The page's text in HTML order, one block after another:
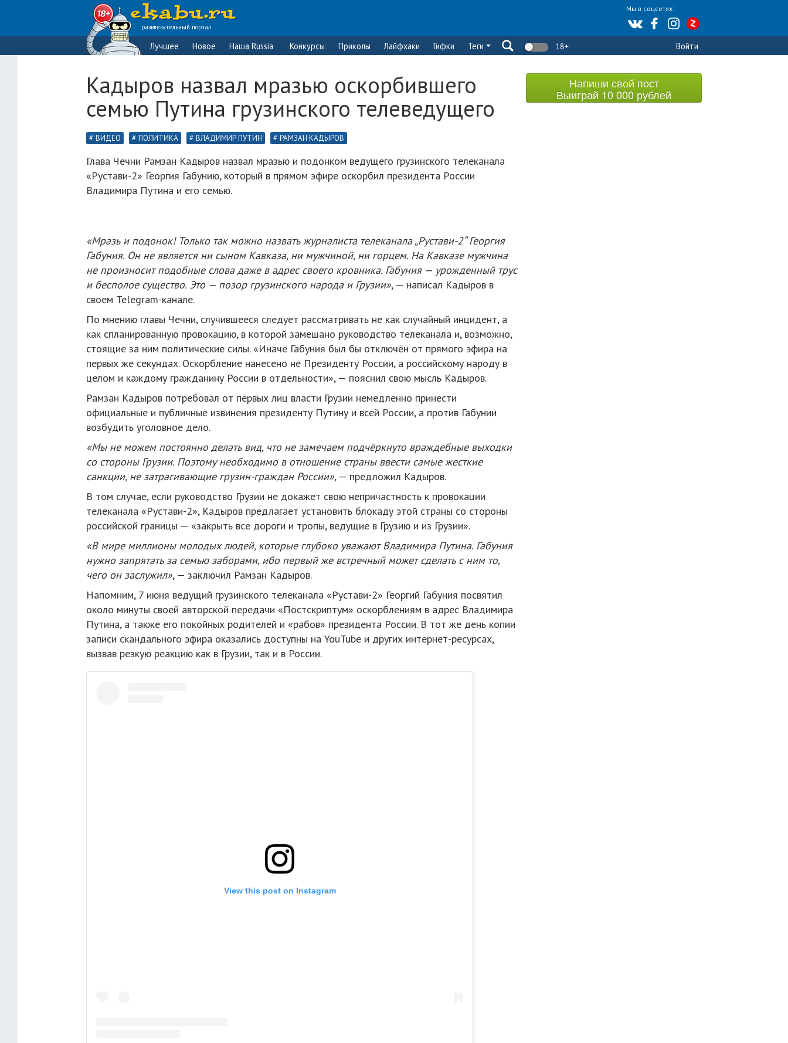
Мы в соцсетях:
развлекательный портал
Лучшее Новое Наша Russia Конкурсы Приколы Лайфхаки Гифки Теги 18+ Войти
Кадыров назвал мразью оскорбившего
семью Путина грузинского телеведущего
ВИДЕО ПОЛИТИКА ВЛАДИМИР ПУТИН РАМЗАН КАДЫРОВ
Глава Чечни Рамзан Кадыров назвал мразью и подонком ведущего грузинского телеканала
«Рустави-2» Георгия Габунию, который в прямом эфире оскорбил президента России
Владимира Путина и его семью.
«Мразь и подонок! Только так можно назвать журналиста телеканала „Рустави-2“ Георгия
Габуния. Он не является ни сыном Кавказа, ни мужчиной, ни горцем. На Кавказе мужчина
не произносит подобные слова даже в адрес своего кровника. Габуния — урожденный трус
и бесполое существо. Это — позор грузинского народа и Грузии», — написал Кадыров в
своем Telegram-канале.
По мнению главы Чечни, случившееся следует рассматривать не как случайный инцидент, а
как спланированную провокацию, в которой замешано руководство телеканала и, возможно,
стоящие за ним политические силы. «Иначе Габуния был бы отключён от прямого эфира на
первых же секундах. Оскорбление нанесено не Президенту России, а российскому народу в
целом и каждому гражданину России в отдельности», — пояснил свою мысль Кадыров.
Рамзан Кадыров потребовал от первых лиц власти Грузии немедленно принести
официальные и публичные извинения президенту Путину и всей России, а против Габунии
возбудить уголовное дело.
«Мы не можем постоянно делать вид, что не замечаем подчёркнуто враждебные выходки
со стороны Грузии. Поэтому необходимо в отношение страны ввести самые жесткие
санкции, не затрагивающие грузин-граждан России», — предложил Кадыров.
В том случае, если руководство Грузии не докажет свою непричастность к провокации
телеканала «Рустави-2», Кадыров предлагает установить блокаду этой страны со стороны
российской границы — «закрыть все дороги и тропы, ведущие в Грузию и из Грузии».
«В мире миллионы молодых людей, которые глубоко уважают Владимира Путина. Габуния
нужно запрятать за семью заборами, ибо первый же встречный может сделать с ним то,
чего он заслужил», — заключил Рамзан Кадыров.
Напомним, 7 июня ведущий грузинского телеканала «Рустави-2» Георгий Габуния посвятил
около минуты своей авторской передачи «Постскриптум» оскорблениям в адрес Владимира
Путина, а также его покойных родителей и «рабов» президента России. В тот же день копии
записи скандального эфира оказались доступны на YouTube и других интернет-ресурсах,
вызвав резкую реакцию как в Грузии, так и в России.
View this post on Instagram
Напиши свой пост
Выиграй 10 000 рублей